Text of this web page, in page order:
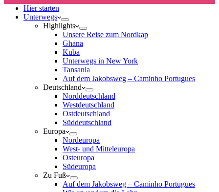
Hier starten
Unterwegs
Highlights
Unsere Reise zum Nordkap
Ghana
Kuba
Unterwegs in New York
Tansania
Auf dem Jakobsweg – Caminho Portugues
Deutschland
Norddeutschland
Westdeutschland
Ostdeutschland
Süddeutschland
Europa
Nordeuropa
West- und Mitteleuropa
Osteuropa
Südeuropa
Zu Fuß
Auf dem Jakobsweg – Caminho Portugues